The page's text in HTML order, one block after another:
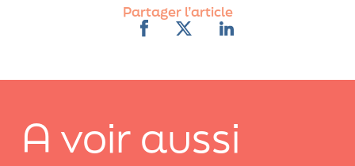
Partager l’article
A voir aussi